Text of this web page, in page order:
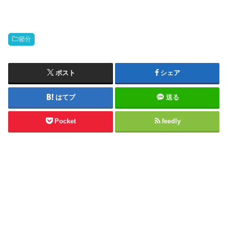
節分
ポスト シェア
はてブ 送る
Pocket feedly